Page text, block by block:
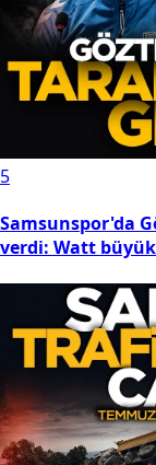
5
Samsunspor'da
verdi: Watt